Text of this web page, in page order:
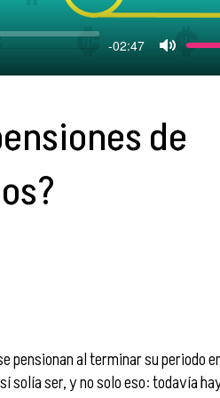
-02:47
de
pensionan al terminar su periodo
solía ser, y no solo eso: todavía